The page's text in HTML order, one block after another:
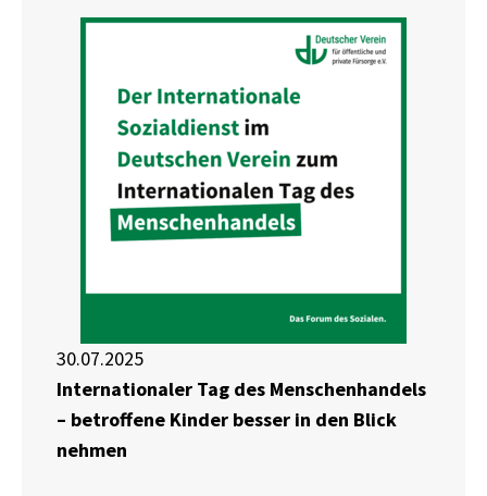
30.07.2025
Internationaler Tag des Menschenhandels
– betroffene Kinder besser in den Blick
nehmen